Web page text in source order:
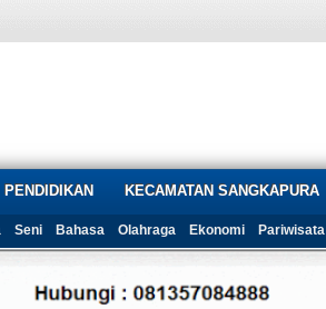
PENDIDIKAN KECAMATAN SANGKAPURA
Seni Bahasa Olahraga Ekonomi Pariwisata